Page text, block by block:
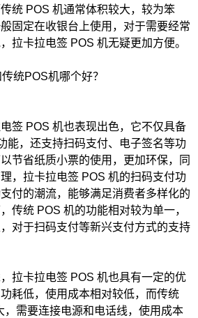
统 POS 机通常体积较大，较为笨
固定在收银台上使用，对于需要经常
拉卡拉电签 POS 机无疑更加方便。
统POS机哪个好？
签 POS 机也表现出色，它不仅具备
能，还支持扫码支付、电子签名等功
节省纸质小票的使用，更加环保，同
，拉卡拉电签 POS 机的扫码支付功
付的潮流，能够满足消费者多样化的
传统 POS 机的功能相对较为单一，
对于扫码支付等新兴支付方式的支持
拉卡拉电签 POS 机也具有一定的优
耗低，使用成本相对较低，而传统
，需要连接电源和电话线，使用成本